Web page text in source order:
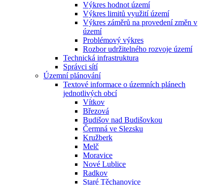
Výkres hodnot území
Výkres limitů využití území
Výkres záměrů na provedení změn v
území
Problémový výkres
Rozbor udržitelného rozvoje území
Technická infrastruktura
Správci sítí
Územní plánování
Textové informace o územních plánech
jednotlivých obcí
Vítkov
Březová
Budišov nad Budišovkou
Čermná ve Slezsku
Kružberk
Melč
Moravice
Nové Lublice
Radkov
Staré Těchanovice